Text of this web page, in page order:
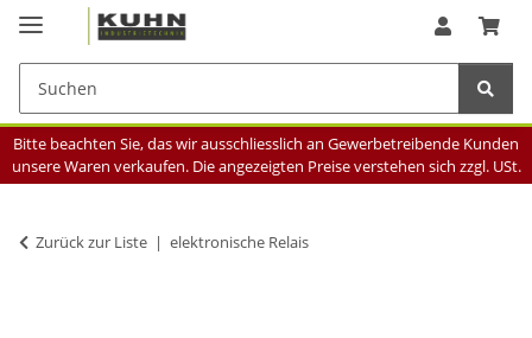
Bitte beachten Sie, das wir ausschliesslich an Gewerbetreibende Kunden
unsere Waren verkaufen. Die angezeigten Preise verstehen sich zzgl. USt.
Zurück zur Liste elektronische Relais